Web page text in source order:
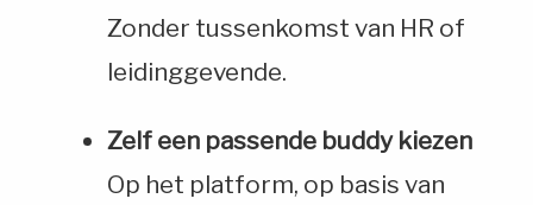
Zonder tussenkomst van HR of
leidinggevende.
Zelf een passende buddy kiezen
Op het platform, op basis van